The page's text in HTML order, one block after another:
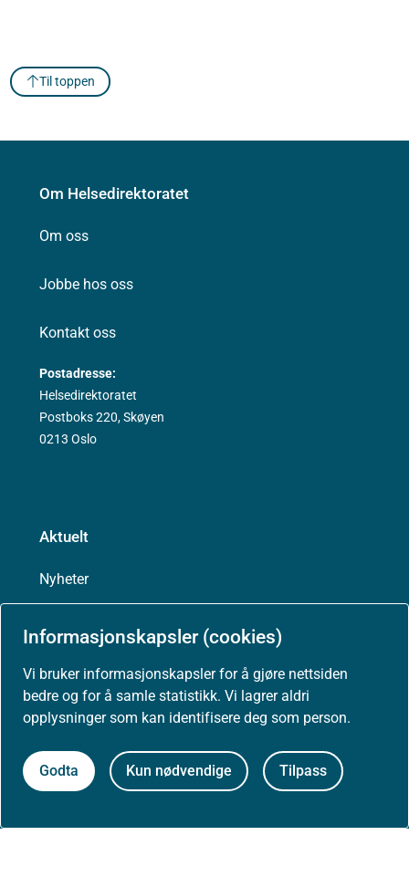
Informasjonskapsler (cookies)
Vi bruker informasjonskapsler for å gjøre nettsiden
bedre og for å samle statistikk. Vi lagrer aldri
opplysninger som kan identifisere deg som person.
Godta Kun nødvendige Tilpass
Til toppen
Om Helsedirektoratet
Om oss
Jobbe hos oss
Kontakt oss
Postadresse:
Helsedirektoratet
Postboks 220, Skøyen
0213 Oslo
Aktuelt
Nyheter
Arrangementer
Høringer
Presse
Om nettstedet